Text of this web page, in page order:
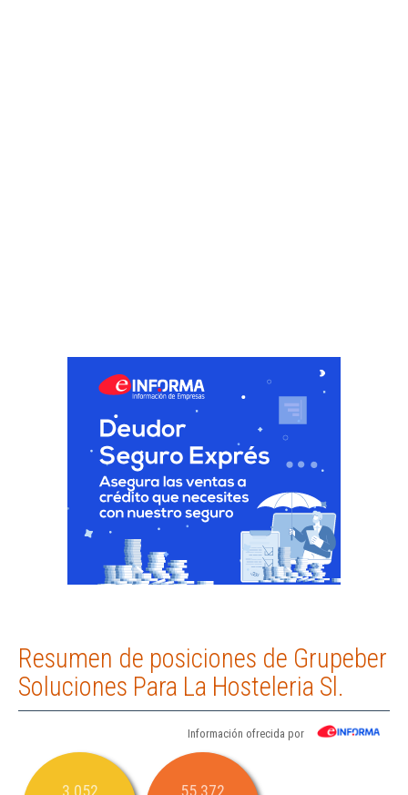
Resumen de posiciones de Grupeber
Soluciones Para La Hosteleria Sl.
Información ofrecida por